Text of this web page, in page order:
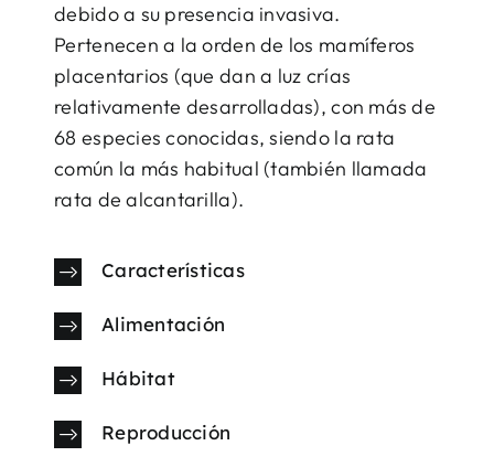
debido a su presencia invasiva.
Pertenecen a la orden de los mamíferos
placentarios (que dan a luz crías
relativamente desarrolladas), con más de
68 especies conocidas, siendo la rata
común la más habitual (también llamada
rata de alcantarilla).
Características
Alimentación
Hábitat
Reproducción